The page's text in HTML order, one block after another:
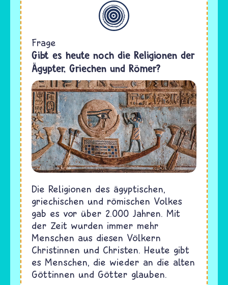
Allgemein
Frage
Gibt es heute noch die Religionen der
Ägypter, Griechen und Römer?
Die Religionen des ägyptischen,
griechischen und römischen Volkes
gab es vor über 2.000 Jahren. Mit
der Zeit wurden immer mehr
Menschen aus diesen Völkern
Christinnen und Christen. Heute gibt
es Menschen, die wieder an die alten
Göttinnen und Götter glauben.